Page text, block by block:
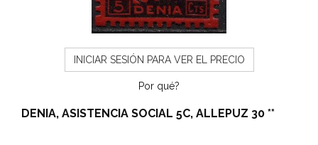
INICIAR SESIÓN PARA VER EL PRECIO
Por qué?
DENIA, ASISTENCIA SOCIAL 5C, ALLEPUZ 30 **